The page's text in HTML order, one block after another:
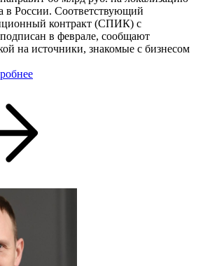
в России. Соответствующий
контракт (СПИК) с
в феврале, сообщают
на источники, знакомые с бизнесом